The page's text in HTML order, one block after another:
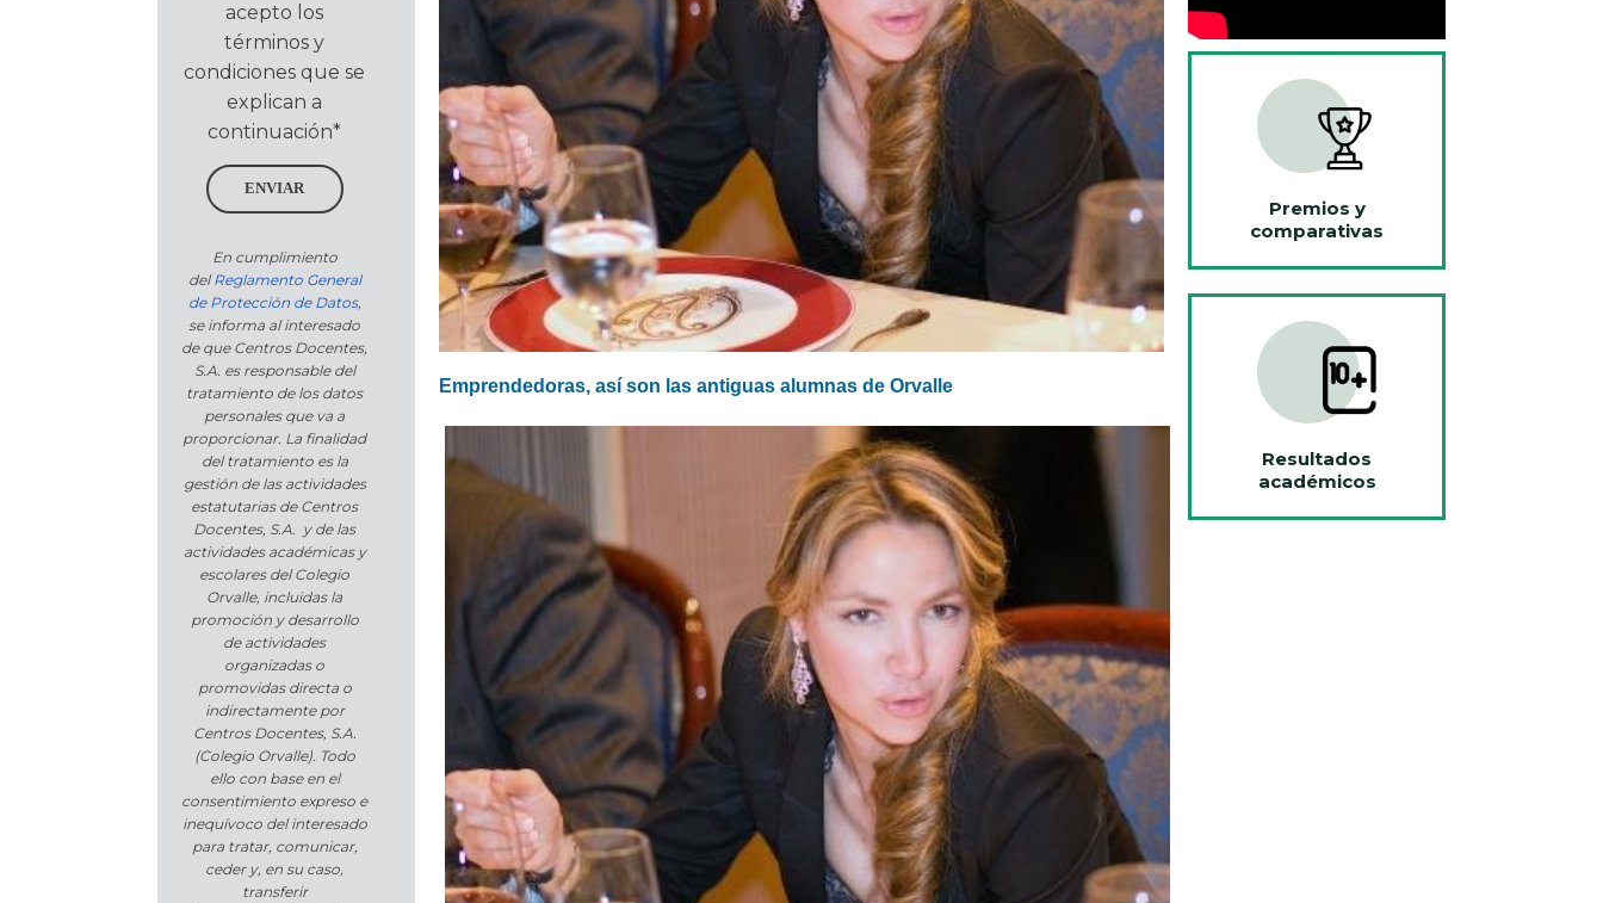
acepto los
términos y
condiciones que se
explican a
continuación*
ENVIAR
En cumplimiento
delReglamento General
de Protección de Datos,
se informa al interesado
de que Centros Docentes,
S.A. es responsable del
tratamiento de los datos
personales que va a
proporcionar. La finalidad
del tratamiento es la
gestión de las actividades
estatutarias de Centros
Docentes, S.A. y de las
actividades académicas y
escolares del Colegio
Orvalle, incluidas la
promoción y desarrollo
de actividades
organizadas o
promovidas directa o
indirectamente por
Centros Docentes, S.A.
(Colegio Orvalle). Todo
ello con base en el
consentimiento expreso e
inequívoco del interesado
para tratar, comunicar,
ceder y, en su caso,
transferir
Emprendedoras, así son las antiguas alumnas de Orvalle
Premios y
comparativas
Resultados
académicos